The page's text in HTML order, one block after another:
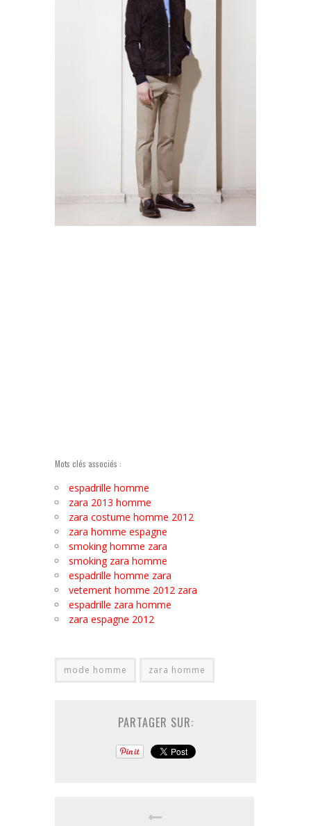
Mots clés associés :
espadrille homme
zara 2013 homme
zara costume homme 2012
zara homme espagne
smoking homme zara
smoking zara homme
espadrille homme zara
vetement homme 2012 zara
espadrille zara homme
zara espagne 2012
mode homme zara homme
PARTAGER SUR: